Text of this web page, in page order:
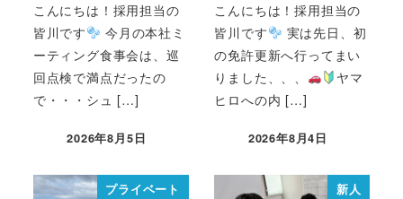
こんにちは！採用担当の
皆川です
今月の本社ミ
ーティング食事会は、巡
回点検で満点だったの
で・・・シュ […]
2026年8月5日
こんにちは！採用担当の
皆川です
実は先日、初
の免許更新へ行ってまい
りました、、、
ヤマ
ヒロへの内 […]
2026年8月4日
プライベート 新人